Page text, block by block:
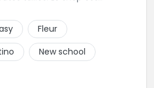
Couleur.
Fleur
New school